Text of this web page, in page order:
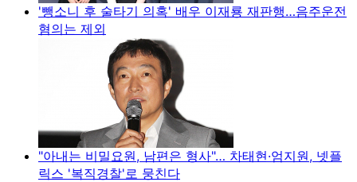
'뺑소니 후 술타기 의혹' 배우 이재룡 재판행…음주운전
혐의는 제외
"아내는 비밀요원, 남편은 형사"… 차태현·엄지원, 넷플
릭스 '복직경찰'로 뭉친다